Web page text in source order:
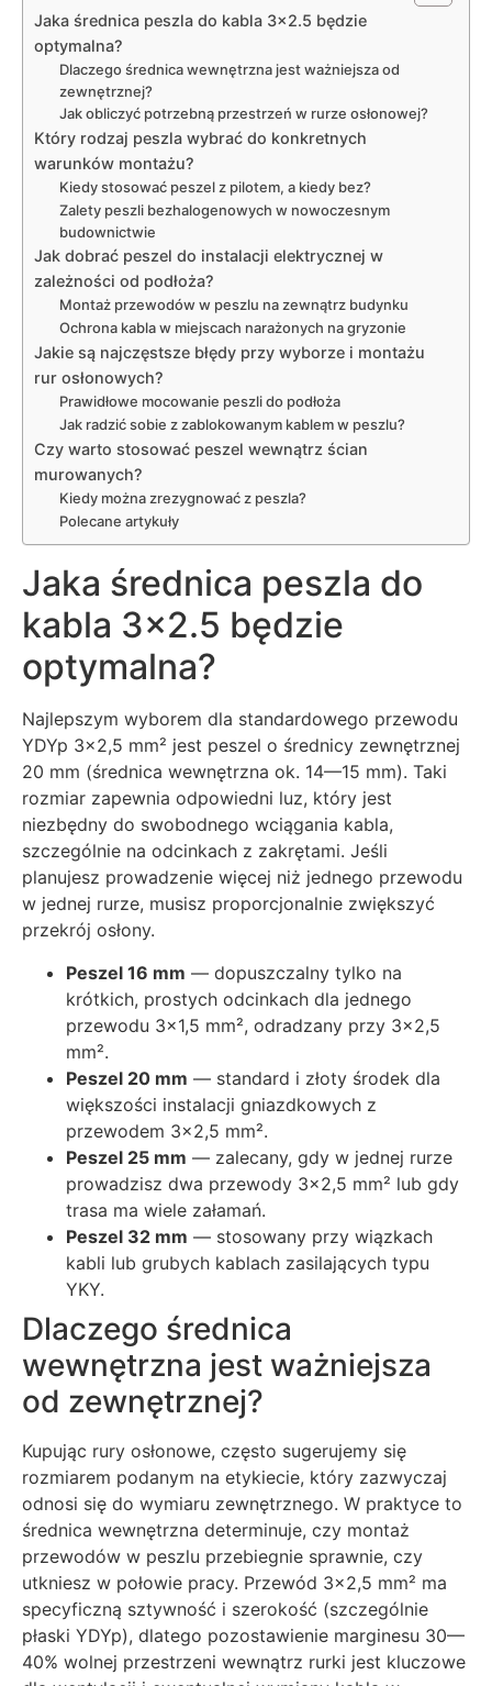
Jaka średnica peszla do kabla 3×2.5 będzie
optymalna?
Dlaczego średnica wewnętrzna jest ważniejsza od
zewnętrznej?
Jak obliczyć potrzebną przestrzeń w rurze osłonowej?
Który rodzaj peszla wybrać do konkretnych
warunków montażu?
Kiedy stosować peszel z pilotem, a kiedy bez?
Zalety peszli bezhalogenowych w nowoczesnym
budownictwie
Jak dobrać peszel do instalacji elektrycznej w
zależności od podłoża?
Montaż przewodów w peszlu na zewnątrz budynku
Ochrona kabla w miejscach narażonych na gryzonie
Jakie są najczęstsze błędy przy wyborze i montażu
rur osłonowych?
Prawidłowe mocowanie peszli do podłoża
Jak radzić sobie z zablokowanym kablem w peszlu?
Czy warto stosować peszel wewnątrz ścian
murowanych?
Kiedy można zrezygnować z peszla?
Polecane artykuły
Jaka średnica peszla do
kabla 3×2.5 będzie
optymalna?
Najlepszym wyborem dla standardowego przewodu
YDYp 3×2,5 mm² jest peszel o średnicy zewnętrznej
20 mm (średnica wewnętrzna ok. 14—15 mm). Taki
rozmiar zapewnia odpowiedni luz, który jest
niezbędny do swobodnego wciągania kabla,
szczególnie na odcinkach z zakrętami. Jeśli
planujesz prowadzenie więcej niż jednego przewodu
w jednej rurze, musisz proporcjonalnie zwiększyć
przekrój osłony.
Peszel 16 mm — dopuszczalny tylko na
krótkich, prostych odcinkach dla jednego
przewodu 3×1,5 mm², odradzany przy 3×2,5
mm².
Peszel 20 mm — standard i złoty środek dla
większości instalacji gniazdkowych z
przewodem 3×2,5 mm².
Peszel 25 mm — zalecany, gdy w jednej rurze
prowadzisz dwa przewody 3×2,5 mm² lub gdy
trasa ma wiele załamań.
Peszel 32 mm — stosowany przy wiązkach
kabli lub grubych kablach zasilających typu
YKY.
Dlaczego średnica
wewnętrzna jest ważniejsza
od zewnętrznej?
Kupując rury osłonowe, często sugerujemy się
rozmiarem podanym na etykiecie, który zazwyczaj
odnosi się do wymiaru zewnętrznego. W praktyce to
średnica wewnętrzna determinuje, czy montaż
przewodów w peszlu przebiegnie sprawnie, czy
utkniesz w połowie pracy. Przewód 3×2,5 mm² ma
specyficzną sztywność i szerokość (szczególnie
płaski YDYp), dlatego pozostawienie marginesu 30—
40% wolnej przestrzeni wewnątrz rurki jest kluczowe